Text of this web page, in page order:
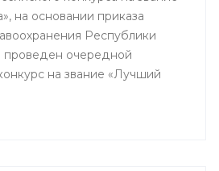
на основании приказа
Республики
проведен очередной
на звание «Лучший
из 40